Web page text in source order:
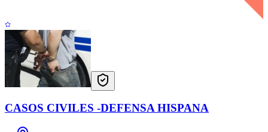
CASOS CIVILES -DEFENSA HISPANA